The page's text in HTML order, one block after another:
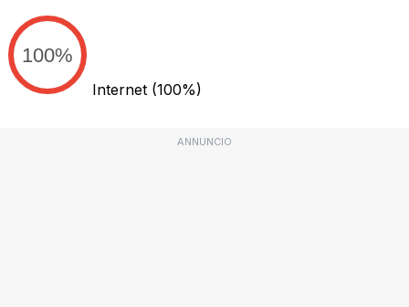
100%
Internet (100%)
ANNUNCIO